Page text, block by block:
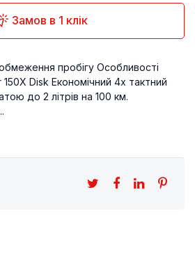
Замов в 1 клік
пробігу Особливості
Disk Економічний 4х тактний
до 2 літрів на 100 км.